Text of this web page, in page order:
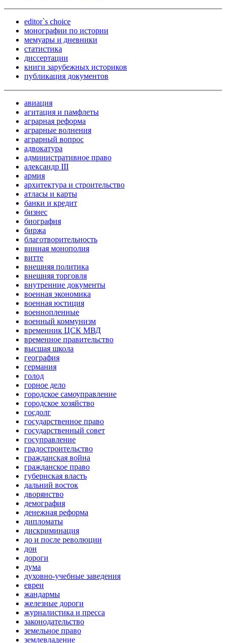
editor`s choice
монографии по истории
мемуары и дневники
статистика
диссертации
книги зарубежных историков
публикация документов
авиация
агитация и памфлеты
аграрная реформа
аграрные волнения
аграрный вопрос
адвокатура
административное право
александр III
армия
архитектура и строительство
атласы и карты
банки и кредит
бизнес
биография
биржа
благотворительность
винная монополия
витте
внешняя политика
внешняя торговля
внутренние документы
военная экономика
военная юстиция
военнопленные
военный коммунизм
временник ЦСК МВД
временное правительство
высшая школа
география
германия
голод
горное дело
городское самоуправление
городское хозяйство
госдолг
государственное право
государственный совет
госуправление
градостроительство
гражданская война
гражданское право
губернская власть
дальний восток
дворянство
демография
денежная реформа
дипломаты
дискриминация
до и после революции
дон
дороги
дума
духовно-учебные заведения
евреи
жандармы
железные дороги
журналистика и пресса
законодательство
земельное право
землевладение